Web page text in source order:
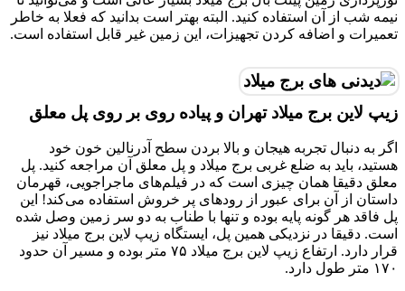
نیمه شب از آن استفاده کنید. البته بهتر است بدانید که فعلا به خاطر
تعمیرات و اضافه کردن تجهیزات، این زمین غیر قابل استفاده است.
زیپ لاین برج میلاد تهران و پیاده روی بر روی پل معلق
اگر به دنبال تجربه هیجان و بالا بردن سطح آدرنالین خون خود
هستید، باید به ضلع غربی برج میلاد و پل معلق آن مراجعه کنید. پل
معلق دقیقا همان چیزی است که در فیلم‌های ماجراجویی، قهرمان
داستان از آن برای عبور از رودهای پر خروش استفاده می‌کند! این
پل فاقد هر گونه پایه بوده و تنها با طناب به دو سر زمین وصل شده
است. دقیقا در نزدیکی همین پل، ایستگاه زیپ لاین برج میلاد نیز
قرار دارد. ارتفاع زیپ لاین برج میلاد ۷۵ متر بوده و مسیر آن حدود
۱۷۰ متر طول دارد.